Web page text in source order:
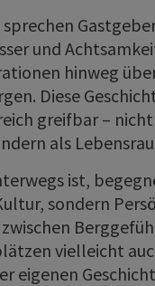
und
hinweg
Diese
greifbar – nicht
als
ist,
sondern
vielleicht
eigenen